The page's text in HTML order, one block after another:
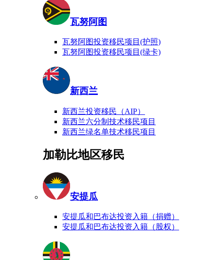
瓦努阿图
瓦努阿图投资移民项目(护照)
瓦努阿图投资移民项目(绿卡)
新西兰
新西兰投资移民（AIP）
新西兰六分制技术移民项目
新西兰绿名单技术移民项目
加勒比地区移民
安提瓜
安提瓜和巴布达投资入籍（捐赠）
安提瓜和巴布达投资入籍（股权）